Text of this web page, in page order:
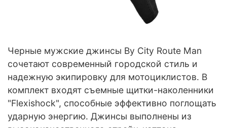
Черные мужские джинсы By City Route Man
сочетают современный городской стиль и
надежную экипировку для мотоциклистов. В
комплект входят съемные щитки-наколенники
"Flexishock", способные эффективно поглощать
ударную энергию. Джинсы выполнены из